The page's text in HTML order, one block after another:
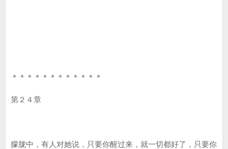
＊＊＊＊＊＊＊＊＊＊＊＊
第２４章
朦胧中，有人对她说，只要你醒过来，就一切都好了，只要你